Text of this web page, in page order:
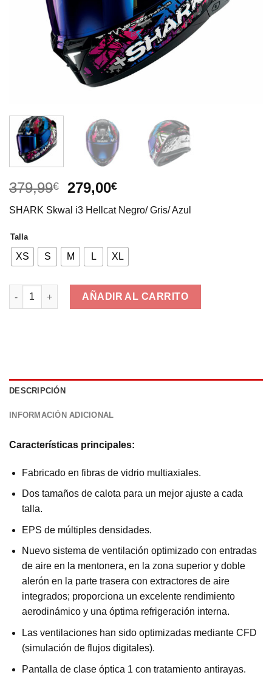
379,99€
El
original
379,99€.
279,00€El
actual
279,00€.
SHARK Skwal i3 Hellcat Negro/ Gris/ Azul
Talla
XS S M L XL
SHARK Skwal i3 Hellcat Negro/ Gris/ Azul cantidad
AÑADIR AL CARRITO
DESCRIPCIÓN
INFORMACIÓN ADICIONAL
Características principales:
Fabricado en fibras de vidrio multiaxiales.
Dos tamaños de calota para un mejor ajuste a cada
talla.
EPS de múltiples densidades.
Nuevo sistema de ventilación optimizado con entradas
de aire en la mentonera, en la zona superior y doble
alerón en la parte trasera con extractores de aire
integrados; proporciona un excelente rendimiento
aerodinámico y una óptima refrigeración interna.
Las ventilaciones han sido optimizadas mediante CFD
(simulación de flujos digitales).
Pantalla de clase óptica 1 con tratamiento antirayas.